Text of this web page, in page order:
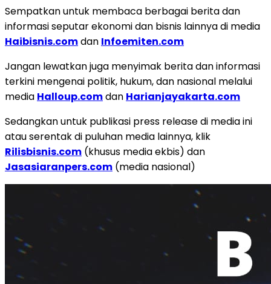
Sempatkan untuk membaca berbagai berita dan
informasi seputar ekonomi dan bisnis lainnya di media
Haibisnis.comdan Infoemiten.com
Jangan lewatkan juga menyimak berita dan informasi
terkini mengenai politik, hukum, dan nasional melalui
media Halloup.comdan Harianjayakarta.com
Sedangkan untuk publikasi press release di media ini
atau serentak di puluhan media lainnya, klik
Rilisbisnis.com (khusus media ekbis) dan
Jasasiaranpers.com (media nasional)